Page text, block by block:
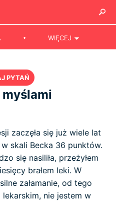
WIĘCEJ
PYTAŃ
zaczęła się już wiele lat
skali Becka 36 punktów.
się nasiliła, przeżyłem
brałem leki. W
załamanie, od tego
nie jestem w